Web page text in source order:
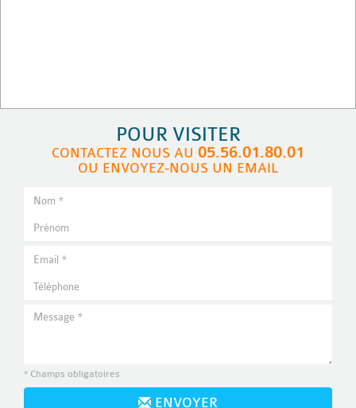
POUR VISITER
CONTACTEZ NOUS AU 05.56.01.80.01
OU ENVOYEZ-NOUS UN EMAIL
* Champs obligatoires
ENVOYER